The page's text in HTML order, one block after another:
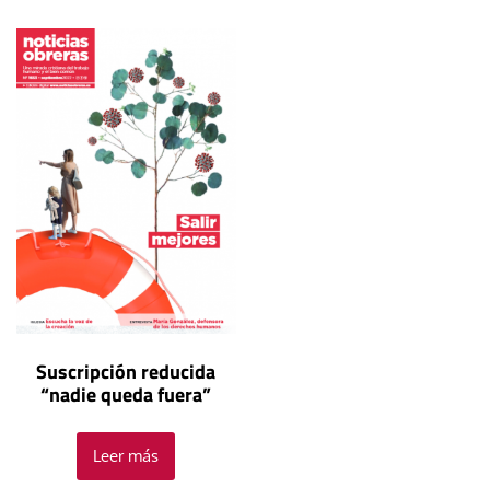
Suscripción reducida
“nadie queda fuera”
Leer más